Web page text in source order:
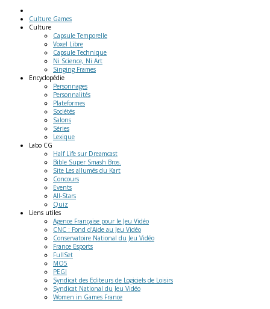
Culture Games
Culture
Capsule Temporelle
Voxel Libre
Capsule Technique
Ni Science, Ni Art
Singing Frames
Encyclopédie
Personnages
Personnalités
Plateformes
Sociétés
Salons
Séries
Lexique
Labo CG
Half Life sur Dreamcast
Bible Super Smash Bros.
Site Les allumés du Kart
Concours
Events
All-Stars
Quiz
Liens utiles
Agence Française pour le Jeu Vidéo
CNC : Fond d'Aide au Jeu Vidéo
Conservatoire National du Jeu Vidéo
France Esports
FullSet
MO5
PEGI
Syndicat des Editeurs de Logiciels de Loisirs
Syndicat National du Jeu Vidéo
Women in Games France